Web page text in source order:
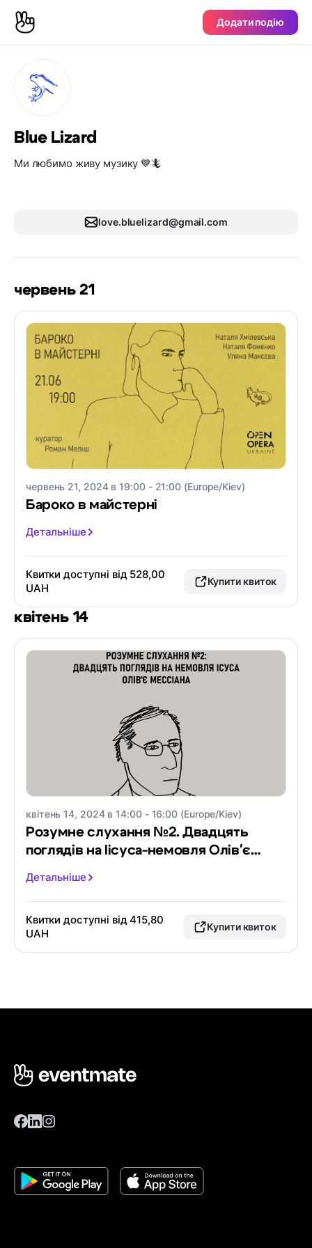
Додати подію
Blue Lizard
Ми любимо живу музику 💙🦎
love.bluelizard@gmail.com
червень 21
червень 21, 2024 в 19:00 - 21:00 (Europe/Kiev)
Бароко в майстерні
Детальніше
Квитки доступні від 528,00
UAH
Купити квиток
квітень 14
квітень 14, 2024 в 14:00 - 16:00 (Europe/Kiev)
Розумне слухання №2. Двадцять
поглядів на Іісуса-немовля Олів'є
Детальніше
Квитки доступні від 415,80
UAH
Купити квиток